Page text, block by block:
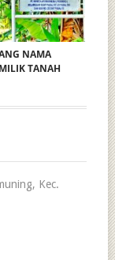
NAMA
TANAH
Kec.